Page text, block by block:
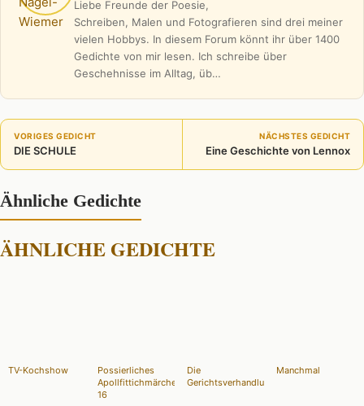
Liebe Freunde der Poesie,
Schreiben, Malen und Fotografieren sind drei meiner
vielen Hobbys. In diesem Forum könnt ihr über 1400
Gedichte von mir lesen. Ich schreibe über
Geschehnisse im Alltag, üb…
VORIGES GEDICHT
DIE SCHULE
NÄCHSTES GEDICHT
Eine Geschichte von Lennox
Ähnliche Gedichte
ÄHNLICHE GEDICHTE
TV-Kochshow
Possierliches
Apollfittichmärchen
16
Die
Gerichtsverhandlung
Manchmal